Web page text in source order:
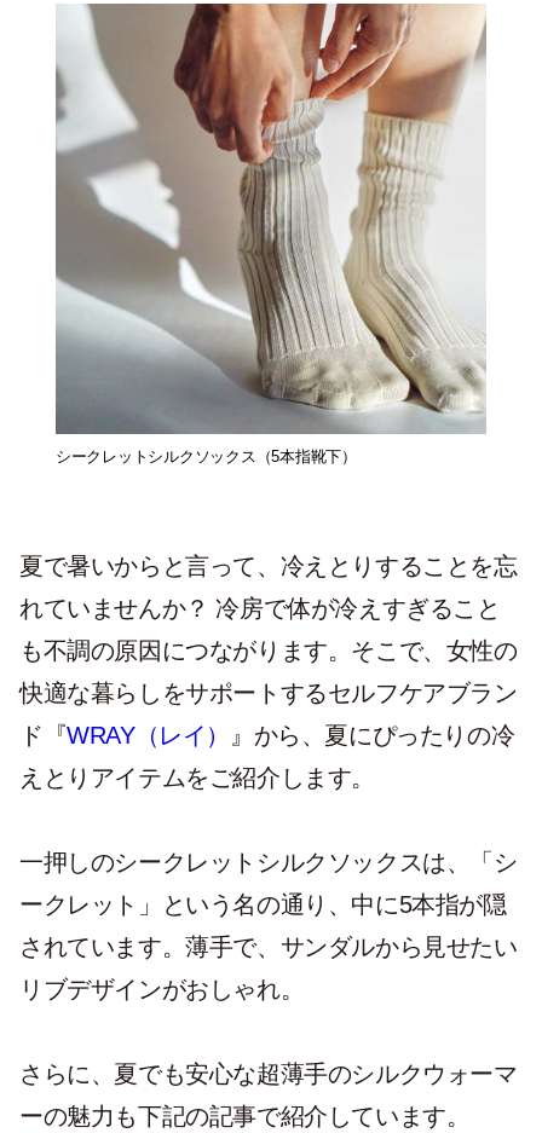
シークレットシルクソックス（5本指靴下）
夏で暑いからと言って、冷えとりすることを忘
れていませんか？ 冷房で体が冷えすぎること
も不調の原因につながります。そこで、女性の
快適な暮らしをサポートするセルフケアブラン
ド『WRAY（レイ）
』から、夏にぴったりの冷
えとりアイテムをご紹介します。
一押しのシークレットシルクソックスは、「シ
ークレット」という名の通り、中に5本指が隠
されています。薄手で、サンダルから見せたい
リブデザインがおしゃれ。
さらに、夏でも安心な超薄手のシルクウォーマ
ーの魅力も下記の記事で紹介しています。